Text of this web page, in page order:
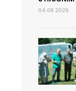
04.08.2026.